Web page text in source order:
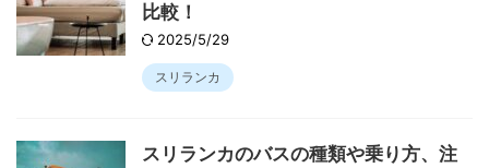
比較！
2025/5/29
スリランカ
スリランカのバスの種類や乗り方、注